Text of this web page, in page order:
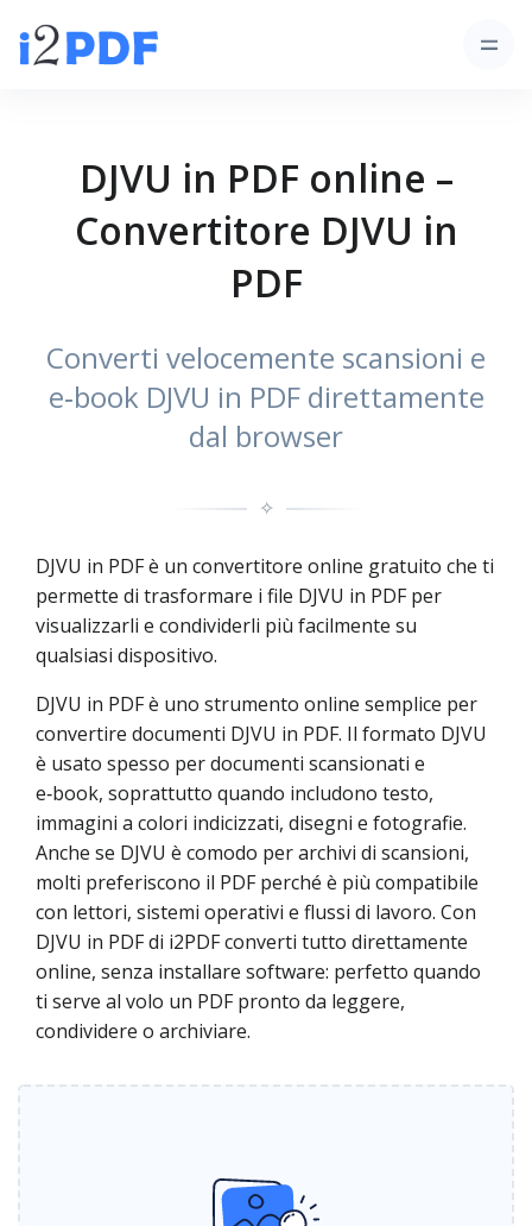
DJVU in PDF online –
Convertitore DJVU in
PDF
Converti velocemente scansioni e
e‑book DJVU in PDF direttamente
dal browser
✧
DJVU in PDF è un convertitore online gratuito che ti
permette di trasformare i file DJVU in PDF per
visualizzarli e condividerli più facilmente su
qualsiasi dispositivo.
DJVU in PDF è uno strumento online semplice per
convertire documenti DJVU in PDF. Il formato DJVU
è usato spesso per documenti scansionati e
e‑book, soprattutto quando includono testo,
immagini a colori indicizzati, disegni e fotografie.
Anche se DJVU è comodo per archivi di scansioni,
molti preferiscono il PDF perché è più compatibile
con lettori, sistemi operativi e flussi di lavoro. Con
DJVU in PDF di i2PDF converti tutto direttamente
online, senza installare software: perfetto quando
ti serve al volo un PDF pronto da leggere,
condividere o archiviare.